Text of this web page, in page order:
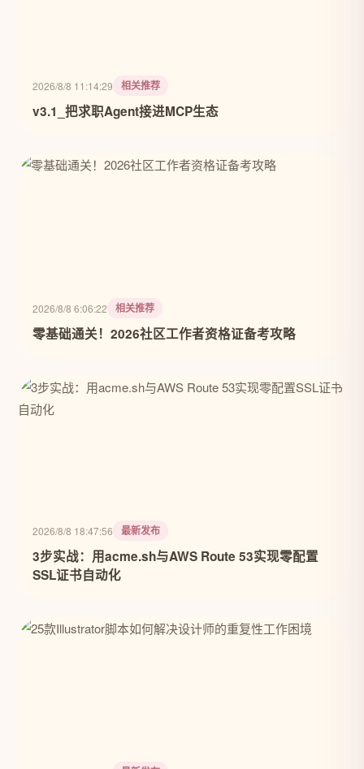
2026/8/8 11:14:29 相关推荐
v3.1_把求职Agent接进MCP生态
2026/8/8 6:06:22 相关推荐
零基础通关！2026社区工作者资格证备考攻略
2026/8/8 18:47:56 最新发布
3步实战：用acme.sh与AWS Route 53实现零配置
SSL证书自动化